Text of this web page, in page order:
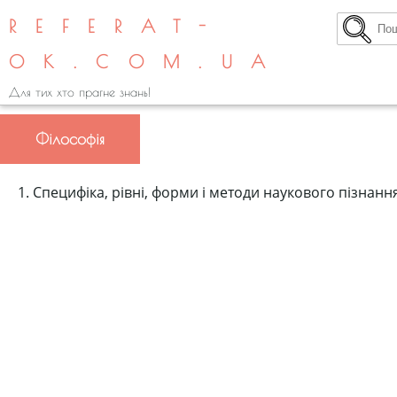
REFERAT-
OK.COM.UA
Для тих хто прагне знань!
Філософія
1. Специфіка, рівні, форми і методи наукового